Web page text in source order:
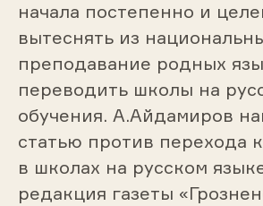
начала постепенно и
вытеснять из
преподавание родных
переводить школы на
обучения. А.Айдамиров
статью против перехода
в школах на русском
редакция газеты